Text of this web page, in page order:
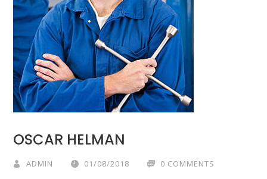
OSCAR HELMAN
ADMIN 01/08/2018 0 COMMENTS